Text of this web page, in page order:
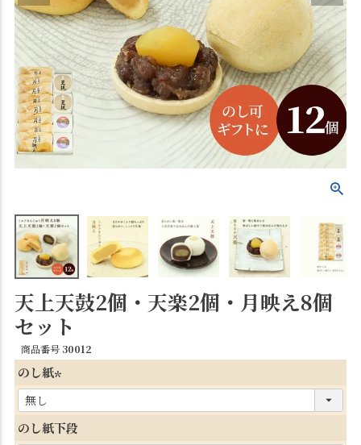
天上天鼓2個・天楽2個・月映え8個
セット
商品番号 30012
のし紙
必
須
のし紙下段